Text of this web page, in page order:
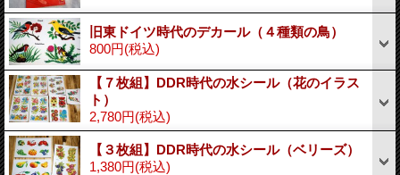
旧東ドイツ時代のデカール（４種類の鳥）
800円(税込)
【７枚組】DDR時代の水シール（花のイラス
ト）
2,780円(税込)
【３枚組】DDR時代の水シール（ベリーズ）
1,380円(税込)